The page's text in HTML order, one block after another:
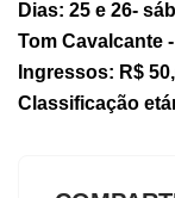
Dias: 25 e 26-
Tom Cavalcante
Ingressos: R$
Classificação